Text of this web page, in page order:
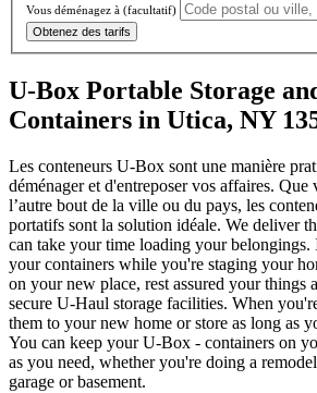
Vous déménagez à (facultatif)
Obtenez des tarifs
U-Box Portable Storage
Containers in Utica, NY
Les conteneurs U-Box sont une manière
déménager et d'entreposer vos affaires. Que
l’autre bout de la ville ou du pays, les
portatifs sont la solution idéale. We deliver
can take your time loading your belongings.
your containers while you're staging your
on your new place, rest assured your things
secure U-Haul storage facilities. When
them to your new home or store as long as
You can keep yourU-Box - containers on
as you need, whether you're doing a
garage or basement.